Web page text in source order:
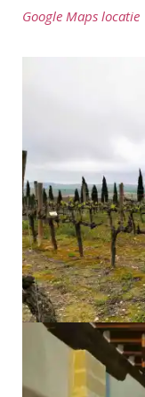
Google Maps locatie